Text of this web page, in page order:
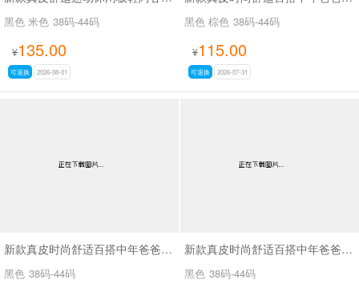
黑色 米色 38码-44码
¥135.00
可退换 2026-08-01
黑色 棕色 38码-44码
¥115.00
可退换 2026-07-31
新款真皮时尚舒适百搭中年爸爸鞋SA6510
黑色 38码-44码
新款真皮时尚舒适百搭中年爸爸鞋SA6511
黑色 38码-44码